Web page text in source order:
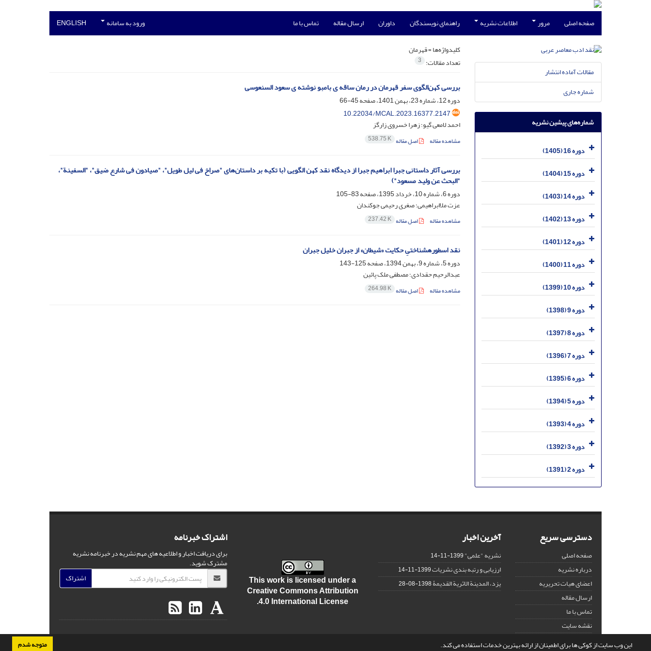
این وب سایت از کوکی ها برای اطمینان از ارائه بهترین خدمات استفاده می کند. متوجه شدم
صفحه اصلی مرور اطلاعات نشریه راهنمای نویسندگان داوران ارسال مقاله تماس با ما ورود به سامانه ENGLISH
کلیدواژه‌ها =قهرمان
تعداد مقالات: 3
بررسی کهن‌الگوی سفر قهرمان در رمان ساقه ی بامبو نوشته ی سعود السنعوسی
دوره 12، شماره 23، بهمن 1401، صفحه
45-66
10.22034/MCAL.2023.16377.2147
احمد لامعی گیو؛ زهرا خسروی زارگز
مشاهده مقاله اصل مقاله 538.75 K
بررسی آثار داستانی جبرا ابراهیم جبرا از دیدگاه نقد کهن الگویی (با تکیه بر داستان‌های "صراخ فی لیل طویل"، "صیادون فی شارع ضیق"، "السفینة"،
"البحث عن ولید مسعود")
دوره 6، شماره 10، خرداد 1395، صفحه
83-105
عزت ملاابراهیمی؛ صغری رحیمی جوکندان
مشاهده مقاله اصل مقاله 237.42 K
نقد اسطوره‏شناختیِ حکایت «شیطان» از جبران خلیل جبران
دوره 5، شماره 9، بهمن 1394، صفحه
125-143
عبدالرحیم حقدادی؛ مصطفی ملک پائین
مشاهده مقاله اصل مقاله 264.98 K
مقالات آماده انتشار
شماره جاری
شماره‌های پیشین نشریه
دوره 16 (1405)
دوره 15 (1404)
دوره 14 (1403)
دوره 13 (1402)
دوره 12 (1401)
دوره 11 (1400)
دوره 10 (1399)
دوره 9 (1398)
دوره 8 (1397)
دوره 7 (1396)
دوره 6 (1395)
دوره 5 (1394)
دوره 4 (1393)
دوره 3 (1392)
دوره 2 (1391)
دسترسی سریع
صفحه اصلی
درباره نشریه
اعضای هیات تحریریه
ارسال مقاله
تماس با ما
نقشه سایت
آخرین اخبار
نشریه "علمی"1399-11-14
ارزیابی و رتبه بندی نشریات1399-11-14
یزد، المدینة الاثریة القدیمۀ1398-08-28
This work is licensed under a
Creative Commons Attribution
4.0 International License
.
اشتراک خبرنامه
برای دریافت اخبار و اطلاعیه های مهم نشریه در خبرنامه نشریه
مشترک شوید.
اشتراک